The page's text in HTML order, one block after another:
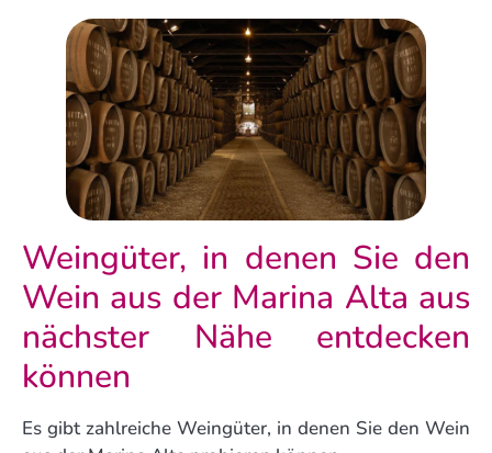
Weingüter, in denen Sie den
Wein aus der Marina Alta aus
nächster Nähe entdecken
können
Es gibt zahlreiche Weingüter, in denen Sie den Wein